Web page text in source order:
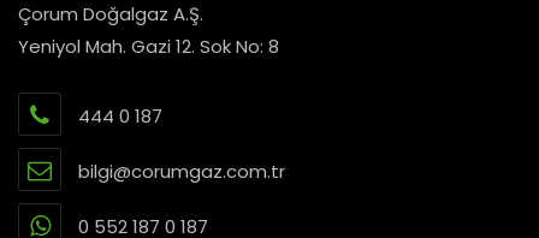
Çorum Doğalgaz A.Ş.
Yeniyol Mah. Gazi 12. Sok No: 8
444 0 187
bilgi@corumgaz.com.tr
0 552 187 0 187